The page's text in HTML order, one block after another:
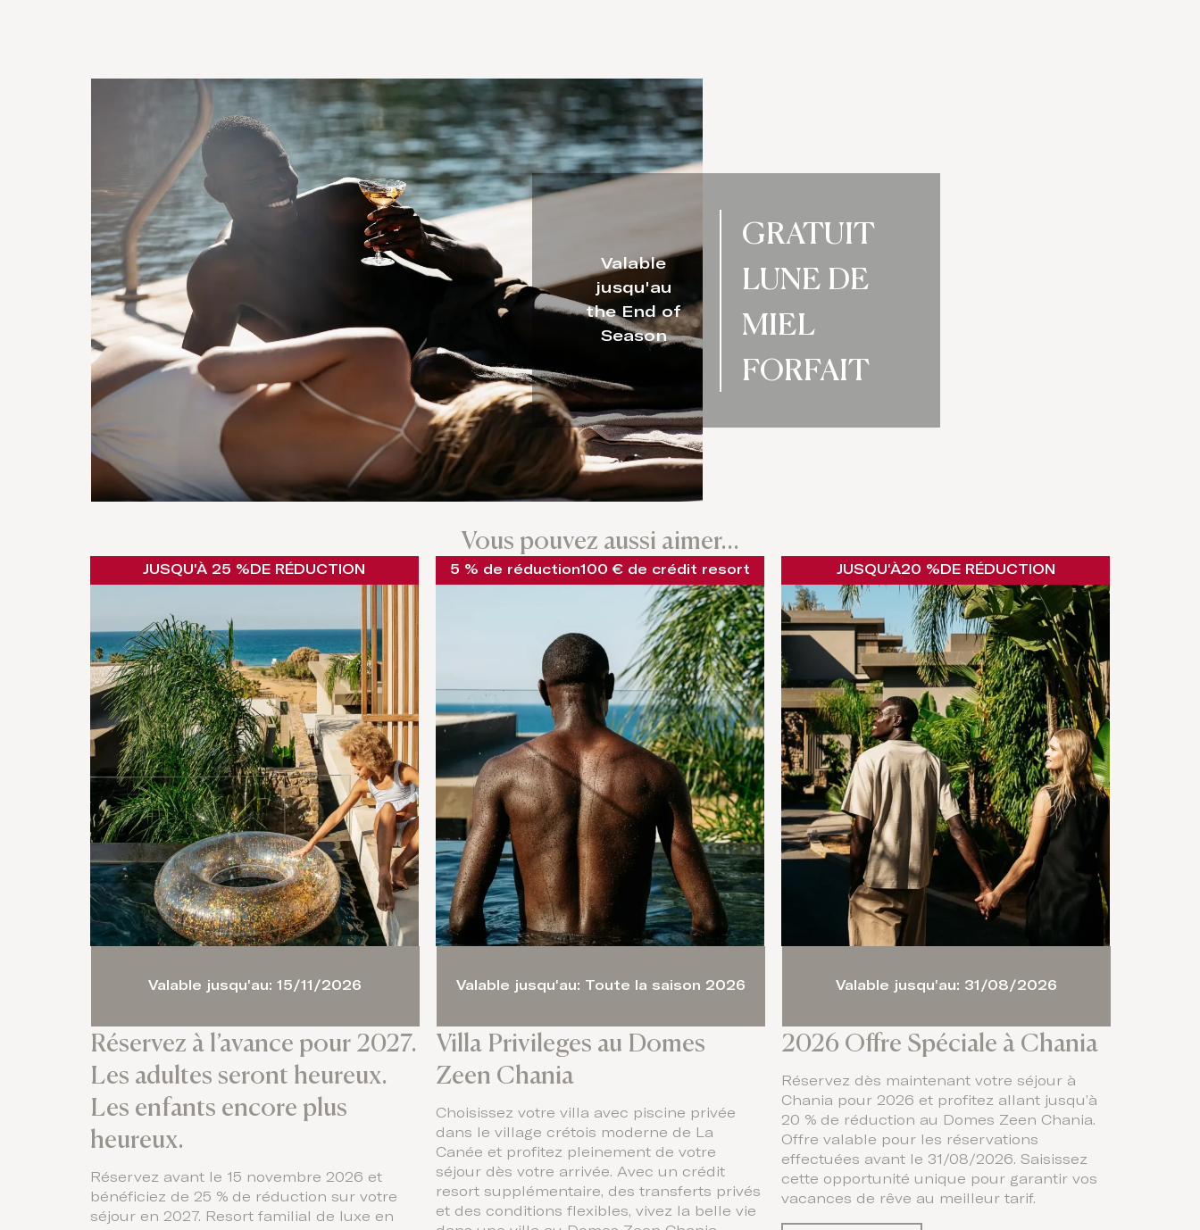
Valable
jusqu'au
the End of
Season
GRATUIT
LUNE DE
MIEL
FORFAIT
Vous pouvez aussi aimer…
Réservez à l’avance pour 2027.
Les adultes seront heureux.
Les enfants encore plus
heureux.
Réservez avant le 15 novembre 2026 et
bénéficiez de 25 % de réduction sur votre
séjour en 2027. Resort familial de luxe en
JUSQU'À 25 % DE RÉDUCTION
Valable jusqu'au: 15/11/2026
Villa Privileges au Domes
Zeen Chania
Choisissez votre villa avec piscine privée
dans le village crétois moderne de La
Canée et profitez pleinement de votre
séjour dès votre arrivée. Avec un crédit
resort supplémentaire, des transferts privés
et des conditions flexibles, vivez la belle vie
5 % de réduction100 € de crédit resort
Valable jusqu'au: Toute la saison 2026
2026 Offre Spéciale à Chania
Réservez dès maintenant votre séjour à
Chania pour 2026 et profitez allant jusqu’à
20 % de réduction au Domes Zeen Chania.
Offre valable pour les réservations
effectuées avant le 31/08/2026. Saisissez
cette opportunité unique pour garantir vos
vacances de rêve au meilleur tarif.
JUSQU'À20 % DE RÉDUCTION
Valable jusqu'au: 31/08/2026